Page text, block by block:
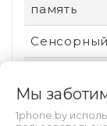
память
Мы
1phone.by